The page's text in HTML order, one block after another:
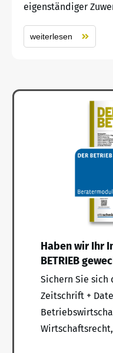
eigenständiger
weiterlesen
Haben wir Ihr
BETRIEB
Sichern Sie sich
Zeitschrift +